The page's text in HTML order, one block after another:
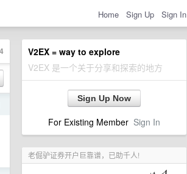
Home Sign Up Sign In
V2EX = way to explore
V2EX 是一个关于分享和探索的地方
Sign Up Now
For Existing Member Sign In
老倔驴证券开户巨靠谱，已助千人!